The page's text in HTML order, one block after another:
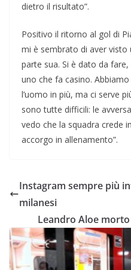
dietro il risultato”.
Positivo il ritorno al gol di
mi è sembrato di aver visto
parte sua. Si è dato da
uno che fa casino.
l’uomo in più, ma ci serve
sono tutte difficili: le
vedo che la squadra crede
accorgo in allenamento”.
Instagram sempre più
milanesi
Leandro Aloe